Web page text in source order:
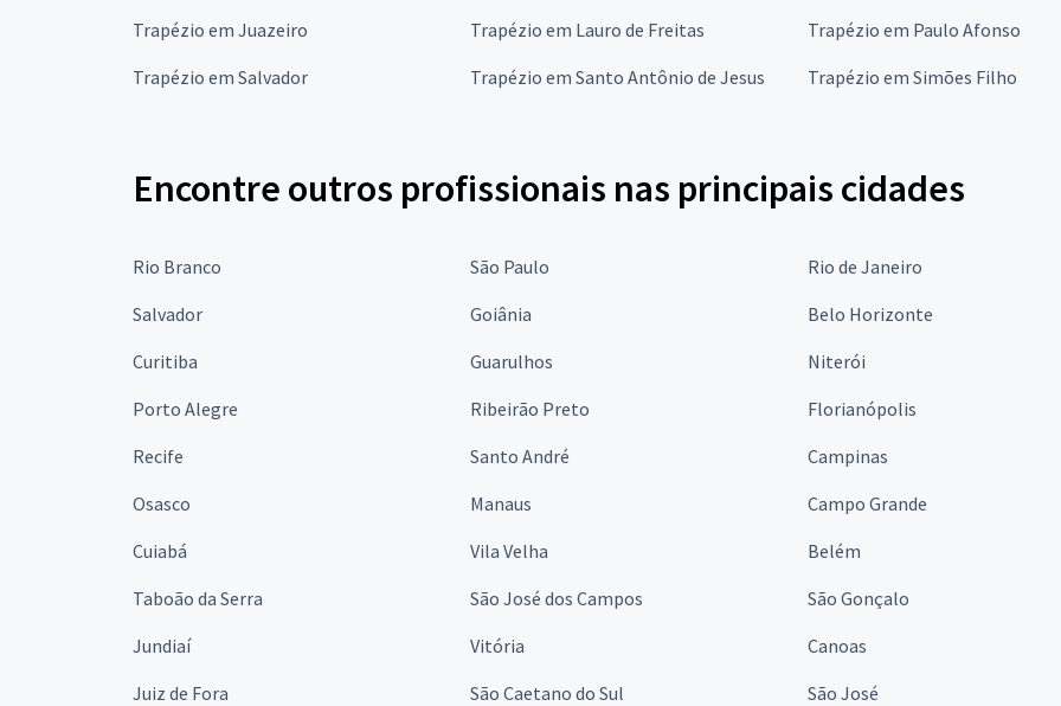
Trapézio em Juazeiro
Trapézio em Lauro de Freitas Trapézio em Paulo Afonso
Trapézio em Salvador
Trapézio em Santo Antônio de Jesus Trapézio em Simões Filho
Encontre outros profissionais nas principais cidades
Rio Branco São Paulo Rio de Janeiro
Salvador
Goiânia Belo Horizonte
Curitiba
Guarulhos Niterói
Porto Alegre
Ribeirão Preto Florianópolis
Recife
Santo André Campinas
Osasco
Manaus Campo Grande
Cuiabá
Vila Velha Belém
Taboão da Serra
São José dos Campos São Gonçalo
Jundiaí
Vitória Canoas
Juiz de Fora
São Caetano do Sul São José